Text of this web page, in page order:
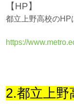
【HP】
都立上野高校のHP
https://
2.都立上野